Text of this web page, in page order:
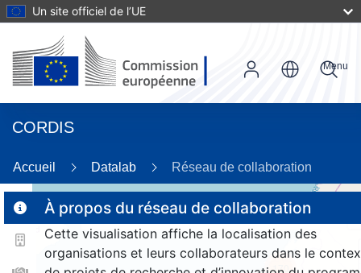
Un site officiel de l’UE
CORDIS
Menu
Accueil Datalab Réseau de collaboration
À propos du réseau de collaboration
Cette visualisation affiche la localisation des
organisations et leurs collaborateurs dans le
170